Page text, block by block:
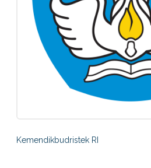
Kemendikbudristek RI